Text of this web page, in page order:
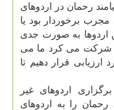
رحمان در اردوهای
برخوردار بود یا
اردوها به صورت جدی
شركت می كرد ما می
قرار دهیم تا
اردوهای غیر
را به اردوهای